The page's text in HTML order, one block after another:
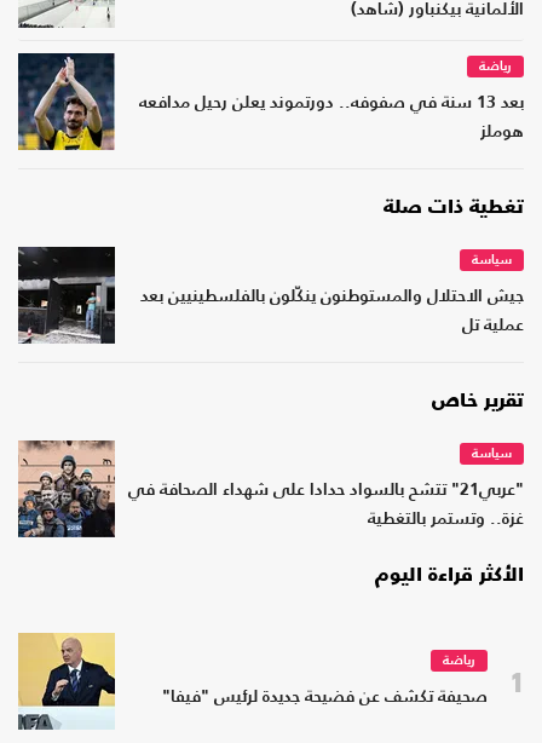
الألمانية بيكنباور (شاهد)
رياضة
بعد 13 سنة في صفوفه.. دورتموند يعلن رحيل مدافعه
هوملز
تغطية ذات صلة
سياسة
جيش الاحتلال والمستوطنون ينكّلون بالفلسطينيين بعد
عملية تل
تقرير خاص
سياسة
"عربي21" تتشح بالسواد حدادا على شهداء الصحافة في
غزة.. وتستمر بالتغطية
الأكثر قراءة اليوم
1
رياضة
صحيفة تكشف عن فضيحة جديدة لرئيس "فيفا"